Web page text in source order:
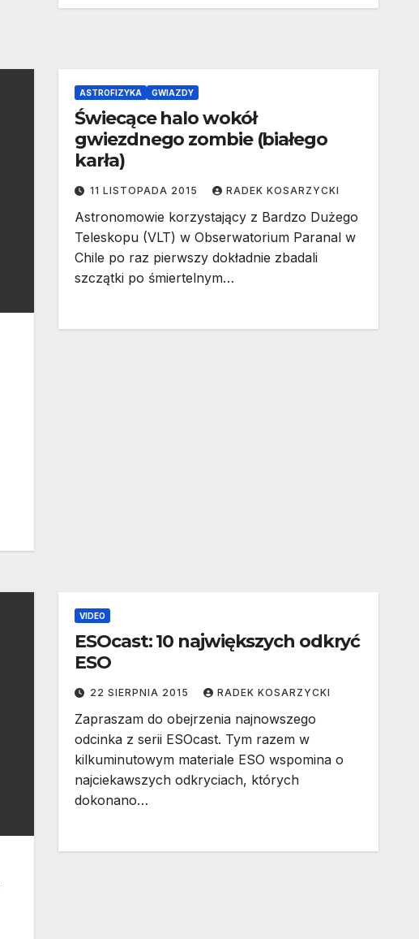
ASTROFIZYKA GWIAZDY
Świecące halo wokół
gwiezdnego zombie (białego
karła)
11 LISTOPADA 2015 RADEK KOSARZYCKI
Astronomowie korzystający z Bardzo Dużego
Teleskopu (VLT) w Obserwatorium Paranal w
Chile po raz pierwszy dokładnie zbadali
szczątki po śmiertelnym…
VIDEO
ESOcast: 10 największych odkryć
ESO
22 SIERPNIA 2015 RADEK KOSARZYCKI
Zapraszam do obejrzenia najnowszego
odcinka z serii ESOcast. Tym razem w
kilkuminutowym materiale ESO wspomina o
najciekawszych odkryciach, których
dokonano…